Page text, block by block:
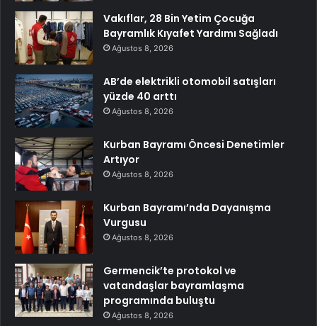
Vakıflar, 28 Bin Yetim Çocuğa
Bayramlık Kıyafet Yardımı Sağladı
Ağustos 8, 2026
AB’de elektrikli otomobil satışları
yüzde 40 arttı
Ağustos 8, 2026
Kurban Bayramı Öncesi Denetimler
Artıyor
Ağustos 8, 2026
Kurban Bayramı’nda Dayanışma
Vurgusu
Ağustos 8, 2026
Germencik’te protokol ve
vatandaşlar bayramlaşma
programında buluştu
Ağustos 8, 2026